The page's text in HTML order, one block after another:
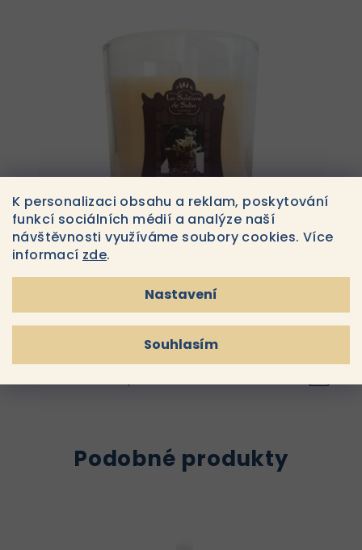
K personalizaci obsahu a reklam, poskytování
funkcí sociálních médií a analýze naší
návštěvnosti využíváme soubory cookies. Více
informací zde.
Nastavení
Souhlasím
La Sultane de Saba Svíčka Lotus et Fleur de
Frangipanier
960 Kč
Podobné produkty